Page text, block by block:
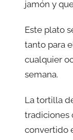
jamón y
Este plato
tanto para
cualquier
semana.
La tortilla
tradiciones
convertido